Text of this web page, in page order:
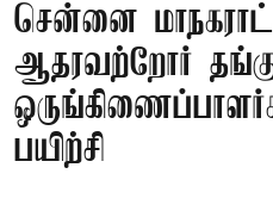
சென்னை
ஆதரவற்றோர்
பயிற்சி